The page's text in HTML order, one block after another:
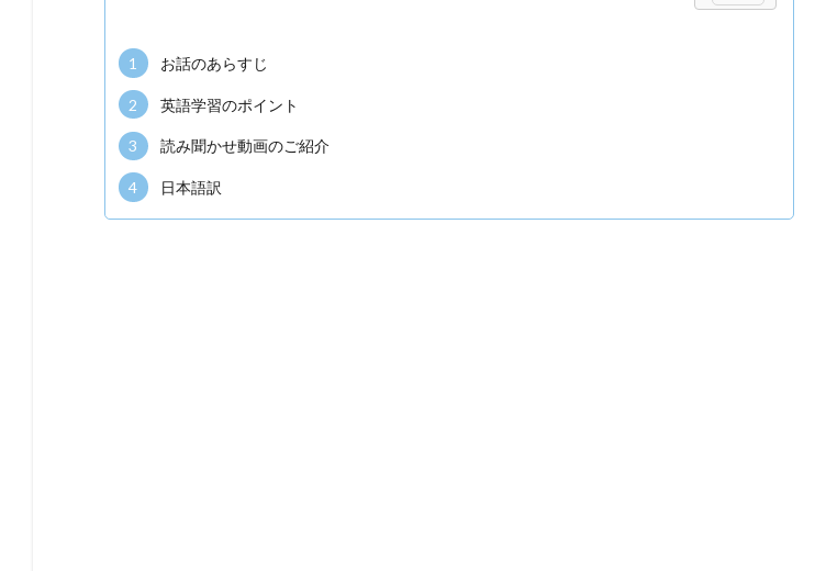
1 お話のあらすじ
2 英語学習のポイント
3 読み聞かせ動画のご紹介
4 日本語訳